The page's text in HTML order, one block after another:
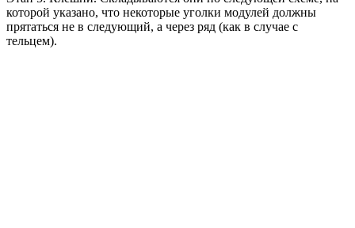
которой указано, что некоторые уголки модулей должны
прятаться не в следующий, а через ряд (как в случае с
тельцем).